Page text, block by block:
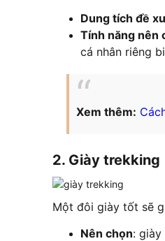
Dung tích đề
Tính năng nên
cá nhân riêng
Xem thêm:
2. Giày trekking
Một đôi giày tốt sẽ
Nên chọn: